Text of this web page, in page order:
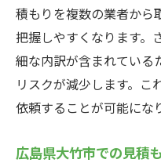
積もりを複数の業者から
把握しやすくなります。
細な内訳が含まれている
リスクが減少します。こ
依頼することが可能にな
広島県大竹市での見積